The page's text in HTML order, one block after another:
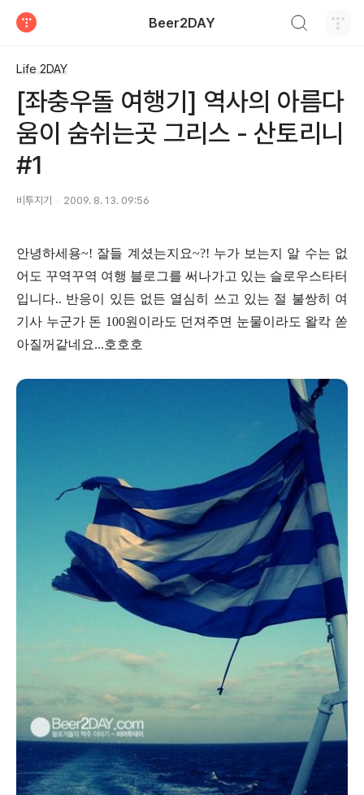
Beer2DAY
Life 2DAY
[좌충우돌 여행기] 역사의 아름다
움이 숨쉬는곳 그리스 - 산토리니
#1
비투지기 2009. 8. 13. 09:56
안녕하세용~! 잘들 계셨는지요~?! 누가 보는지 알 수는 없
어도 꾸역꾸역 여행 블로그를 써나가고 있는 슬로우스타터
입니다.. 반응이 있든 없든 열심히 쓰고 있는 절 불쌍히 여
기사 누군가 돈 100원이라도 던져주면 눈물이라도 왈칵 쏟
아질꺼같네요...호호호